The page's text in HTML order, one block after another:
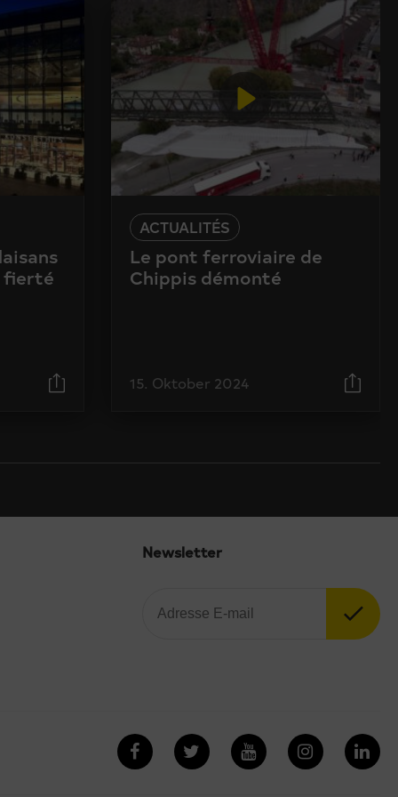
fierté
ACTUALITÉS
Le pont ferroviaire de
Chippis démonté
15. Oktober 2024
Newsletter